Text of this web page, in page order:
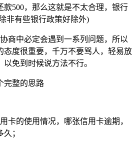
款500，那么这就是不太合理，银行
非有些银行政策好除外)
商中必定会遇到一系列问题，所以
态度很重要，千万不要骂人，轻易放
免到时候说方法不行。
完整的思路
卡的使用情况，哪张信用卡逾期，
；